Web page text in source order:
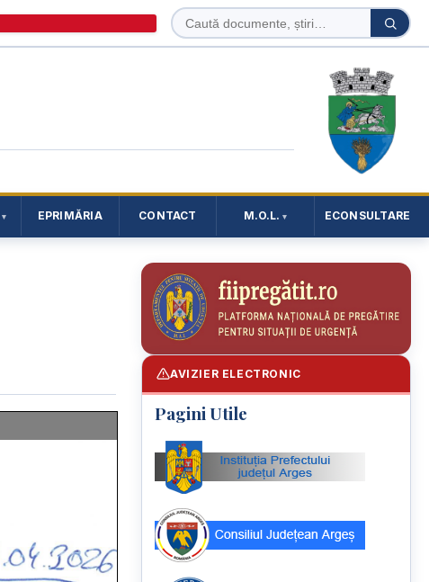
Caută
în
Caută
EPRIMĂRIA CONTACT M.O.L. ECONSULTARE
AVIZIER ELECTRONIC
Pagini Utile